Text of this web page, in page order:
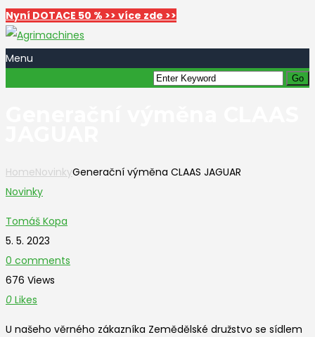
Nyní DOTACE 50 % >> více zde >>
Menu
HomeNovinkyGenerační výměna CLAAS JAGUAR
Novinky
Tomáš Kopa
5. 5. 2023
0 comments
676 Views
0 Likes
U našeho věrného zákazníka Zemědělské družstvo se sídlem